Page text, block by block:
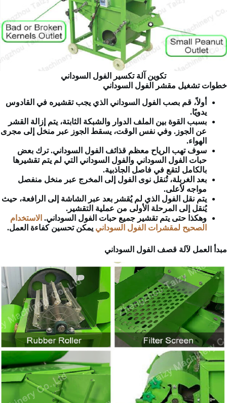
تكوين آلة تكسير الفول السوداني
خطوات تشغيل مقشر الفول السوداني
أولاً، قم بصب الفول السوداني الذي يجب تقشيره في القادوس
يدويًا.
بسبب القوة بين الملف الدوار والشبكة الثابتة، يتم إزالة القشر
عن الجوز. وفي نفس الوقت، يسقط الجوز عبر منخل إلى مجرى
الهواء.
سوف تهب الرياح معظم قذائف الفول السوداني. ترك بعض
حبات الفول السوداني والفول السوداني التي لم يتم تقشيرها
بالكامل لتقع في فاصل الجاذبية.
بعد الغربلة، تُنقل نوى الفول إلى المخرج عبر منخل منفصل
مواجه لأعلى.
يتم نقل الفول الذي لم يُقشر بعد عبر الشاشة إلى الرافعة، حيث
يُنقل إلى المرحلة الأولى من عملية التقشير.
وهكذا حتى يتم تقشير جميع حبات الفول السوداني. الاستخدام
الصحيح لمقشرات الفول السوداني يمكن تحسين كفاءة العمل.
مبدأ العمل لآلة قصف الفول السوداني